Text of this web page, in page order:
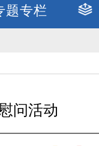
题专栏
问活动